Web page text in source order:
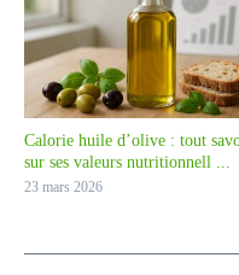
Calorie huile d’olive : tout
sur ses valeurs nutritionnell ...
23 mars 2026